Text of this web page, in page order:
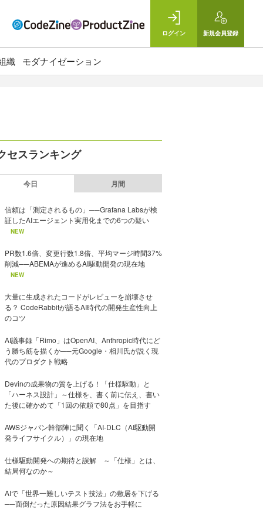
ログイン 新規会員登録
織 モダナイゼーション
セスランキング
今日 月間
信頼は「測定されるもの」──Grafana Labsが検
証したAIエージェント実用化までの6つの疑い
NEW
PR数1.6倍、変更行数1.8倍、平均マージ時間37%
削減──ABEMAが進めるAI駆動開発の現在地
NEW
大量に生成されたコードがレビューを崩壊させ
る？ CodeRabbitが語るAI時代の開発生産性向上
のコツ
AI議事録「Rimo」はOpenAI、Anthropic時代にど
う勝ち筋を描くか──元Google・相川氏が説く現
代のプロダクト戦略
Devinの成果物の質を上げる！「仕様駆動」と
「ハーネス設計」～仕様を、書く前に伝え、書い
た後に確かめて「1回の依頼で80点」を目指す
AWSジャパン幹部陣に聞く「AI-DLC（AI駆動開
発ライフサイクル）」の現在地
仕様駆動開発への期待と誤解 ～「仕様」とは、
結局何なのか～
AIで「世界一難しいテスト技法」の敷居を下げる
──面倒だった原因結果グラフ法をお手軽に